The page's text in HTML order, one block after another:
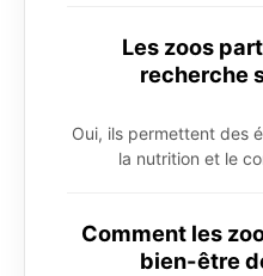
Les zoos
recherche
Oui, ils permettent des
la nutrition et le
Comment les
bien-être